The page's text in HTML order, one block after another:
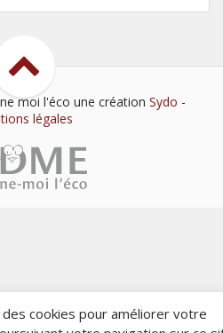
moi l'éco une création Sydo -
légales
cookies pour améliorer votre